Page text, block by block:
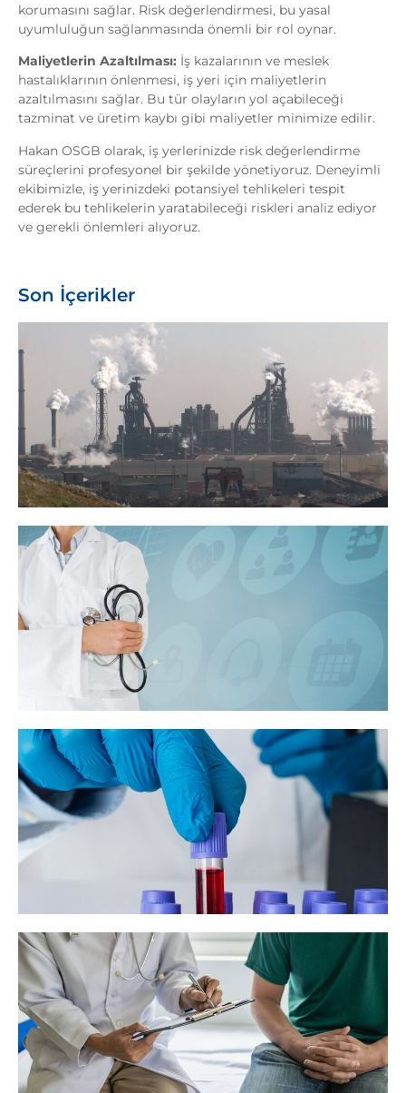
korumasını sağlar. Risk değerlendirmesi, bu yasal
uyumluluğun sağlanmasında önemli bir rol oynar.
Maliyetlerin Azaltılması: İş kazalarının ve meslek
hastalıklarının önlenmesi, iş yeri için maliyetlerin
azaltılmasını sağlar. Bu tür olayların yol açabileceği
tazminat ve üretim kaybı gibi maliyetler minimize edilir.
Hakan OSGB olarak, iş yerlerinizde risk değerlendirme
süreçlerini profesyonel bir şekilde yönetiyoruz. Deneyimli
ekibimizle, iş yerinizdeki potansiyel tehlikeleri tespit
ederek bu tehlikelerin yaratabileceği riskleri analiz ediyor
ve gerekli önlemleri alıyoruz.
Son İçerikler